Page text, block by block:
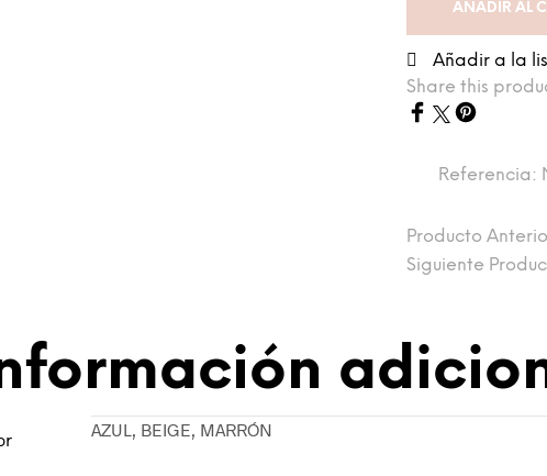
AÑADIR AL
Añadir a la
Share this
Referencia:
Producto
Siguiente
AZUL, BEIGE, MARRÓN